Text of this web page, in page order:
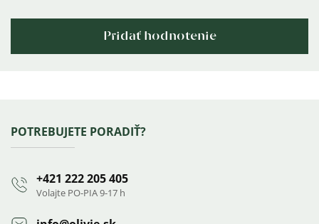
Pridať hodnotenie
Zápätie
POTREBUJETE PORADIŤ?
+421 222 205 405
Volajte PO-PIA 9-17 h